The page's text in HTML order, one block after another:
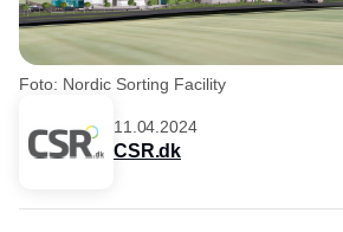
Foto: Nordic Sorting Facility
11.04.2024
CSR.dk